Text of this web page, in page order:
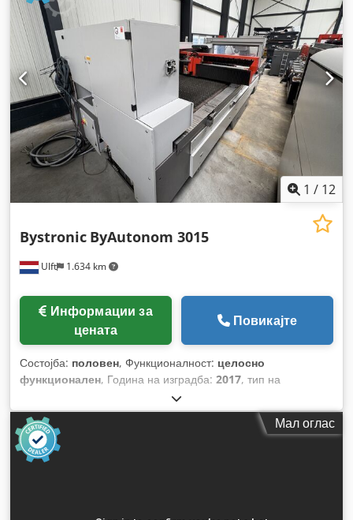
оска:70 мм , точност на позиционирање:0,1 мм, вкупна
тежина: 12.000 кг, вкупна ширина: 6.051 мм, вкупна висина:
2.565 мм
, максимална должина на производот:11.018 мм,
оптоварување на масата:
890 кг, број на оски:3,
1 / 12
Ulft 1.634 km
Bystronic ByAutonom 3015
цената
Повикајте
Состојба: половен, Функционалност: целосно
функционален, Година на изградба: 2017, тип на
CNC управување
контролери:Bystronic, модел на контролер:ByVision, тип
на ласер:
, произведувач на ласерски извори:
Bystronic
моќност на ласерот:
Мал оглас